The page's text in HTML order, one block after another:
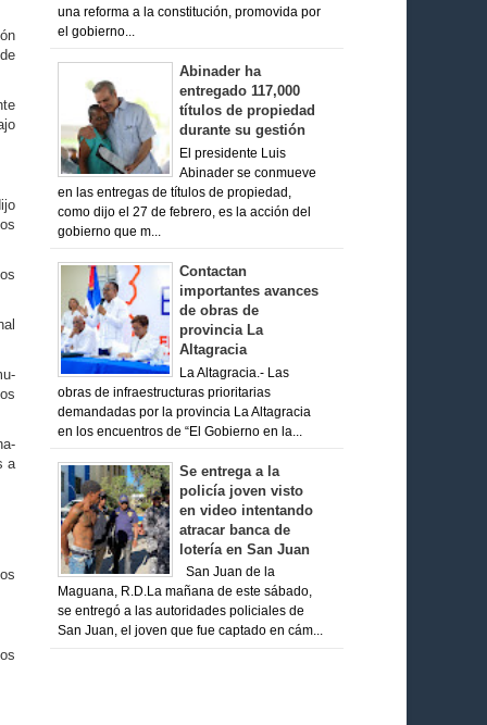
a
una reforma a la constitución, promovida por
el gobierno...
Abinader ha
entregado 117,000
títulos de propiedad
durante su gestión
El presidente Luis
Abinader se conmueve
en las entregas de títulos de propiedad,
como dijo el 27 de febrero, es la acción del
gobierno que m...
Contactan
importantes avances
de obras de
provincia La
Altagracia
La Altagracia.- Las
obras de infraestructuras prioritarias
demandadas por la provincia La Altagracia
en los encuentros de “El Gobierno en la...
Se entrega a la
policía joven visto
en video intentando
atracar banca de
lotería en San Juan
San Juan de la
Maguana, R.D.La mañana de este sábado,
se entregó a las autoridades policiales de
San Juan, el joven que fue captado en cám...